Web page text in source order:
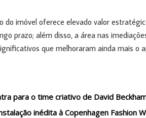
do imóvel oferece elevado valor
prazo; além disso, a área nas
que melhoraram ainda mais o
para o time criativo de David
inédita à Copenhagen Fashion